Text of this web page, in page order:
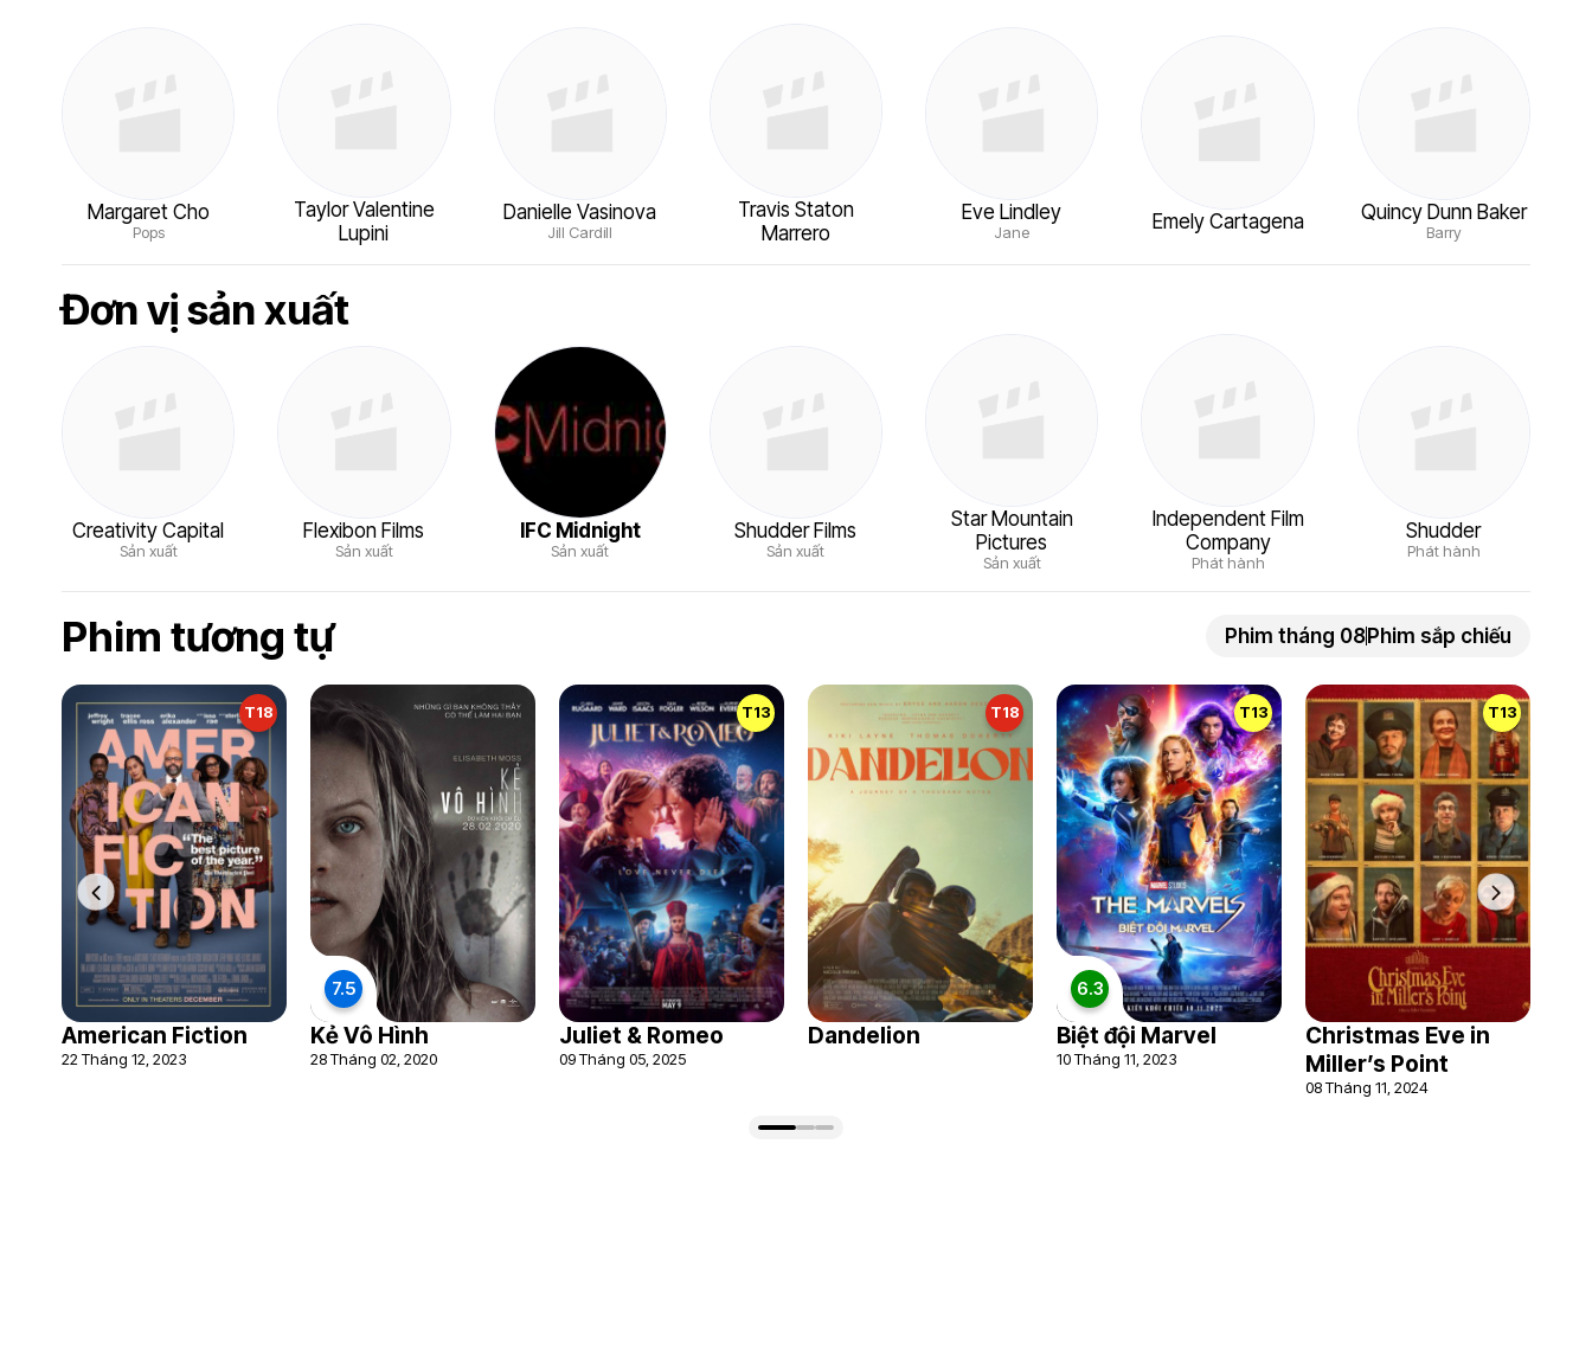
Margaret Cho
Pops
Taylor Valentine
Lupini
Danielle Vasinova
Jill Cardill
Travis Staton
Marrero
Eve Lindley
Jane Emely Cartagena Quincy Dunn Baker
Barry
Đơn vị sản xuất
Creativity Capital
Sản xuất
Flexibon Films
Sản xuất
IFC Midnight
Sản xuất
Shudder Films
Sản xuất
Star Mountain
Pictures
Sản xuất
Independent Film
Company
Phát hành
Shudder
Phát hành
Phim tương tự Phim tháng 08Phim sắp chiếu
T18
American Fiction
22 Tháng 12, 2023
7.5
Kẻ Vô Hình
28 Tháng 02, 2020
T13
Juliet & Romeo
09 Tháng 05, 2025
T18
Dandelion
T13
6.3
Biệt đội Marvel
10 Tháng 11, 2023
T13
Christmas Eve in
Miller’s Point
08 Tháng 11, 2024